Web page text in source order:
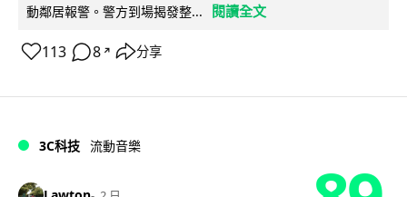
動鄰居報警。警方到場揭發整...
閱讀全文
113 8 ↗ 分享
3C科技 流動音樂